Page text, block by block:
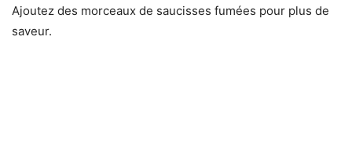
Ajoutez des morceaux de saucisses fumées pour plus de
saveur.